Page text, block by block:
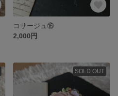
コサージュ⑯
2,000円
SOLD OUT